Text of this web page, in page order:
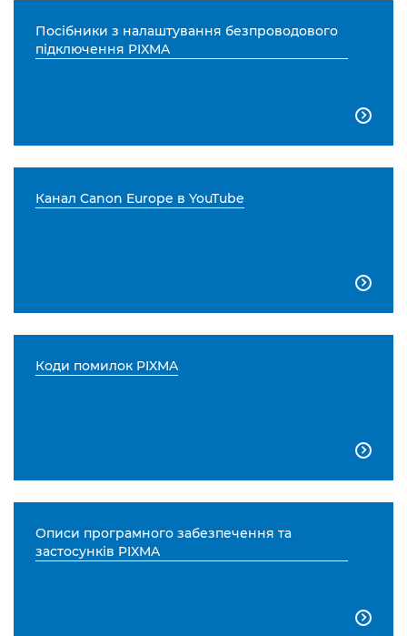
Посібники з налаштування безпроводового
підключення PIXMA

Канал Canon Europe в YouTube

Коди помилок PIXMA

Описи програмного забезпечення та
застосунків PIXMA
